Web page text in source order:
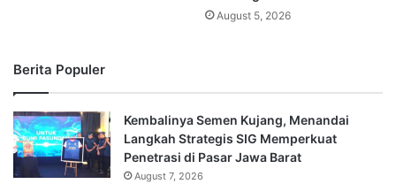
August 5, 2026
Berita Populer
Kembalinya Semen Kujang, Menandai
Langkah Strategis SIG Memperkuat
Penetrasi di Pasar Jawa Barat
August 7, 2026